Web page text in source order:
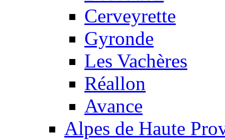
Cerveyrette
Gyronde
Les Vachères
Réallon
Avance
Alpes de Haute